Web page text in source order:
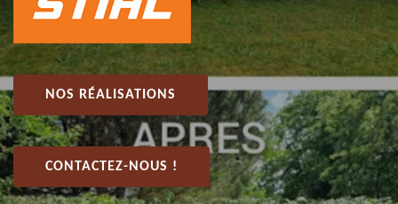
NOS RÉALISATIONS
CONTACTEZ-NOUS !